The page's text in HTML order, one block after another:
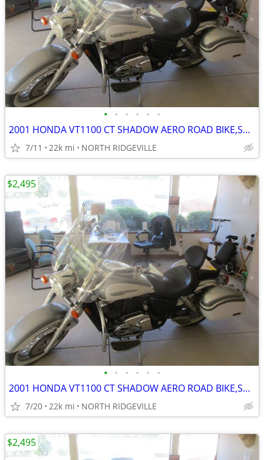
• • • • • •
2001 HONDA VT1100 CT SHADOW AERO ROAD BIKE,SHARP
7/11 22k mi NORTH RIDGEVILLE
• • • • • •
2001 HONDA VT1100 CT SHADOW AERO ROAD BIKE,SHARP
7/20 22k mi NORTH RIDGEVILLE
$2,495
$2,495